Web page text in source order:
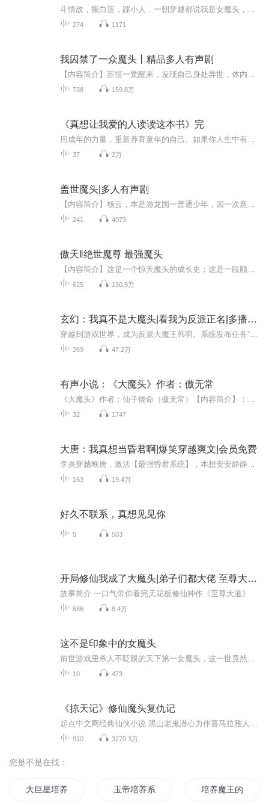
274 1171
我囚禁了一众魔头丨精品多人有声剧
738 159.8万
《真想让我爱的人读读这本书》完
37 2万
盖世魔头|多人有声剧
241 4073
傲天‖绝世魔尊 最强魔头
625 130.9万
玄幻：我真不是大魔头|看我为反派正名|多播穿偏剧
269 47.2万
有声小说：《大魔头》作者：傲无常
32 1747
大唐：我真想当昏君啊|爆笑穿越爽文|会员免费
163 19.4万
好久不联系，真想见见你
5 503
开局修仙我成了大魔头|弟子们都大佬 至尊大道 多播
故事简介 一口气带你看完天花板修仙神作《至尊大道》
686 8.4万
这不是印象中的女魔头
10 473
《掠天记》修仙魔头复仇记
910 3270.3万
您是不是在找：
大巨星培养系统 玉帝培养系统 培养魔王的系统